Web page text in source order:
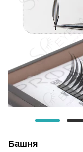
Башня